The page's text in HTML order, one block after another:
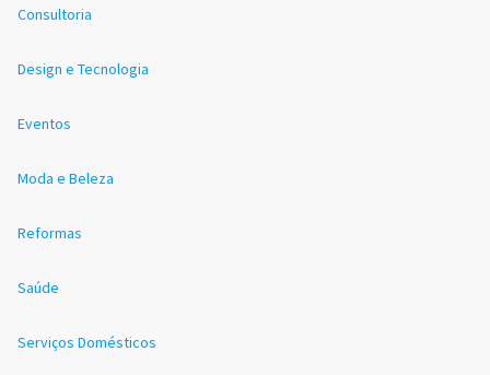
Consultoria
Design e Tecnologia
Eventos
Moda e Beleza
Reformas
Saúde
Serviços Domésticos